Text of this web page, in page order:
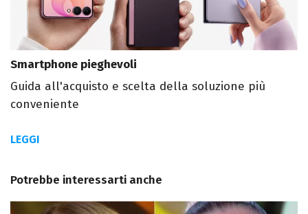
Smartphone pieghevoli
Guida all'acquisto e scelta della soluzione più
conveniente
LEGGI
Potrebbe interessarti anche